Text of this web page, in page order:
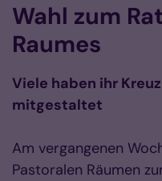
Wahl zum
Raumes
Viele haben ihr
mitgestaltet
Am vergangenen
Pastoralen Räumen